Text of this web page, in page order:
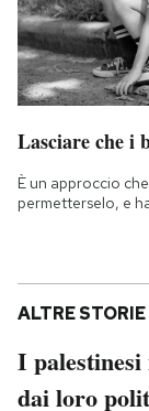
Lasciare che i
È un approccio
permetterselo, e
ALTRE STORIE
I
dai loro